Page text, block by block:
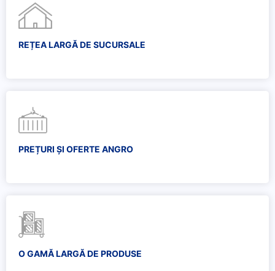
REȚEA LARGĂ DE SUCURSALE
PREȚURI ȘI OFERTE ANGRO
O GAMĂ LARGĂ DE PRODUSE